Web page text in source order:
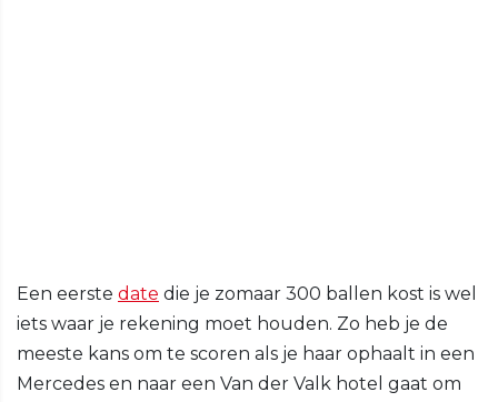
Een eerste date die je zomaar 300 ballen kost is wel
iets waar je rekening moet houden. Zo heb je de
meeste kans om te scoren als je haar ophaalt in een
Mercedes en naar een Van der Valk hotel gaat om